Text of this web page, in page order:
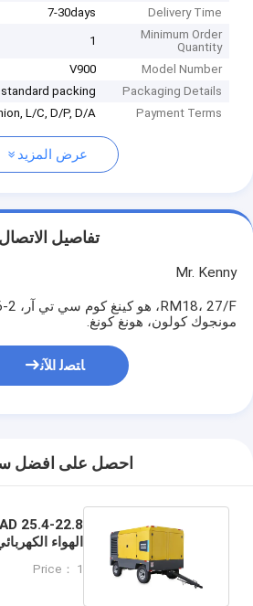
Delivery Time
7-30days
Minimum Order
Quantity
1
Model Number
V900
Packaging Details
packing
Payment Terms
L/C, D/P, D/A
عرض المزيد
تفاصيل الاتصال
Mr. Kenny
مونجوك كولون، هونغ كونغ.
ﺎﺘﺼﻟ ﺍﻶﻧ
احصل على افضل
Price： 1